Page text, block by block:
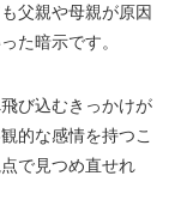
父親や母親が原因
た暗示です。
び込むきっかけが
的な感情を持つこ
で見つめ直せれ